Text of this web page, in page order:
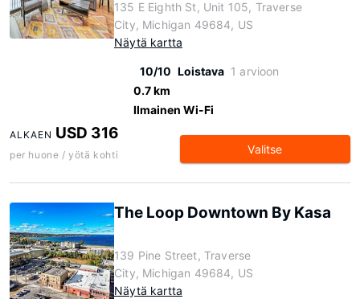
135 E Eighth St, Unit 105, Traverse
City, Michigan 49684, US
Näytä kartta
10/10 Loistava 1 arvioon
0.7 km
Ilmainen Wi-Fi
ALKAEN USD 316
per huone / yötä kohti Valitse
The Loop Downtown By Kasa
139 Pine Street, Traverse
City, Michigan 49684, US
Näytä kartta